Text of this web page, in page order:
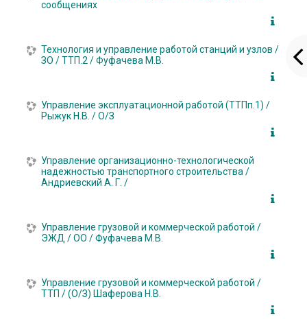
сообщениях
Технология и управление работой станций и узлов /
ЗО / ТТП.2 / Фуфачева М.В.
Управление эксплуатационной работой (ТТПп.1) /
Рыжук Н.В. / О/З
Управление организационно-технологической
надежностью транспортного строительства /
Андриевский А. Г. /
Управление грузовой и коммерческой работой /
ЭЖД / ОО / Фуфачева М.В.
Управление грузовой и коммерческой работой /
ТТП / (О/З) Шаферова Н.В.